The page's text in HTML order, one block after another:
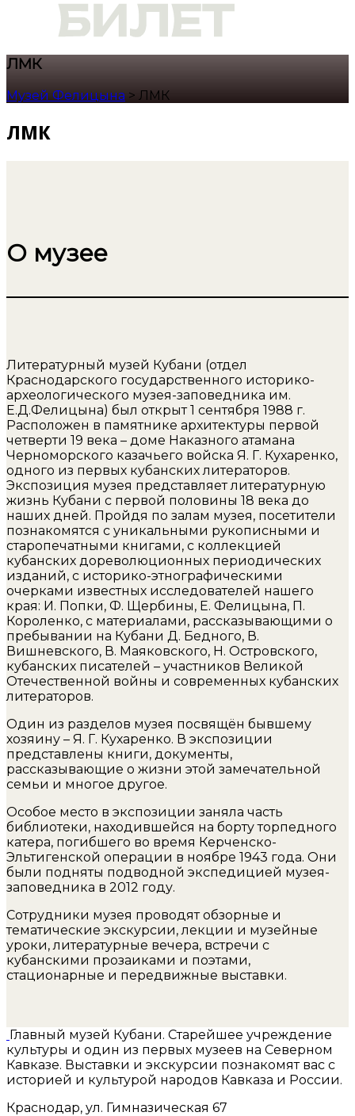
ЛМК
Музей Фелицына > ЛМК
ЛМК
О музее
Литературный музей Кубани (отдел
Краснодарского государственного историко-
археологического музея-заповедника им.
Е.Д.Фелицына) был открыт 1 сентября 1988 г.
Расположен в памятнике архитектуры первой
четверти 19 века – доме Наказного атамана
Черноморского казачьего войска Я. Г. Кухаренко,
одного из первых кубанских литераторов.
Экспозиция музея представляет литературную
жизнь Кубани с первой половины 18 века до
наших дней. Пройдя по залам музея, посетители
познакомятся с уникальными рукописными и
старопечатными книгами, с коллекцией
кубанских дореволюционных периодических
изданий, с историко-этнографическими
очерками известных исследователей нашего
края: И. Попки, Ф. Щербины, Е. Фелицына, П.
Короленко, с материалами, рассказывающими о
пребывании на Кубани Д. Бедного, В.
Вишневского, В. Маяковского, Н. Островского,
кубанских писателей – участников Великой
Отечественной войны и современных кубанских
литераторов.
Один из разделов музея посвящён бывшему
хозяину – Я. Г. Кухаренко. В экспозиции
представлены книги, документы,
рассказывающие о жизни этой замечательной
семьи и многое другое.
Особое место в экспозиции заняла часть
библиотеки, находившейся на борту торпедного
катера, погибшего во время Керченско-
Эльтигенской операции в ноябре 1943 года. Они
были подняты подводной экспедицией музея-
заповедника в 2012 году.
Сотрудники музея проводят обзорные и
тематические экскурсии, лекции и музейные
уроки, литературные вечера, встречи с
кубанскими прозаиками и поэтами,
стационарные и передвижные выставки.
Главный музей Кубани. Старейшее учреждение
культуры и один из первых музеев на Северном
Кавказе. Выставки и экскурсии познакомят вас с
историей и культурой народов Кавказа и России.
Краснодар, ул. Гимназическая 67